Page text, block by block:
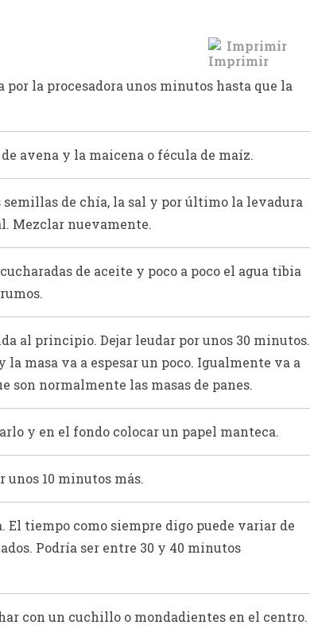
Imprimir
la procesadora unos minutos hasta que la
avena y la maicena o fécula de maíz.
de chía, la sal y por último la levadura
Mezclar nuevamente.
de aceite y poco a poco el agua tibia
al principio. Dejar leudar por unos 30 minutos.
masa va a espesar un poco. Igualmente va a
son normalmente las masas de panes.
y en el fondo colocar un papel manteca.
unos 10 minutos más.
tiempo como siempre digo puede variar de
Podría ser entre 30 y 40 minutos
con un cuchillo o mondadientes en el centro.